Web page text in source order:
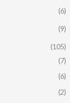
(6)
(9)
(105)
(7)
(6)
(2)